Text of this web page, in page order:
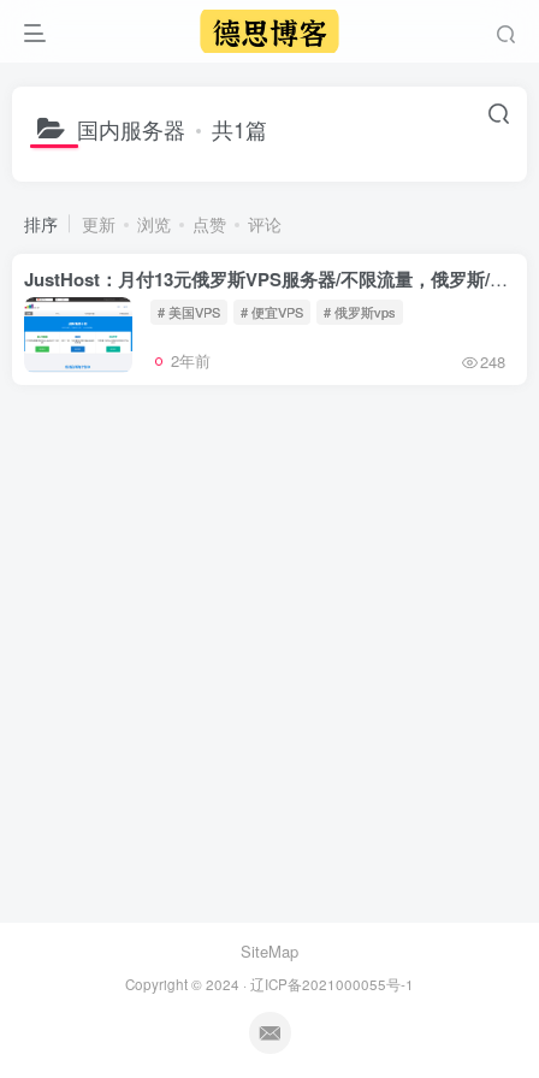
国内服务器 共1篇
排序 更新 浏览 点赞 评论
JustHost：月付13元俄罗斯VPS服务器/不限流量，俄罗斯/香港/美国等数据中心
# 美国VPS # 便宜VPS # 俄罗斯vps
2年前 248
SiteMap
Copyright © 2024 · 辽ICP备2021000055号-1